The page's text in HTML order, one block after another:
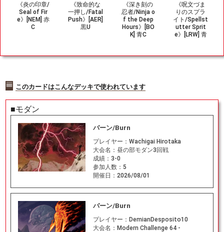
《炎の印章/
Seal of Fir
e》[NEM] 赤
C
《致命的な
一押し/Fatal
Push》[AER]
黒U
《深き刻の
忍者/Ninja o
f the Deep
Hours》[BO
K] 青C
《呪文づま
りのスプラ
イト/Spellst
utter Sprit
e》[LRW] 青
このカードはこんなデッキで使われています
■モダン
バーン/Burn
プレイヤー： Wachigai Hirotaka
大会名： 昼の部モダン3回戦
成績： 3-0
参加人数： 5
開催日： 2026/08/01
バーン/Burn
プレイヤー： DemianDesposito10
大会名： Modern Challenge 64 -